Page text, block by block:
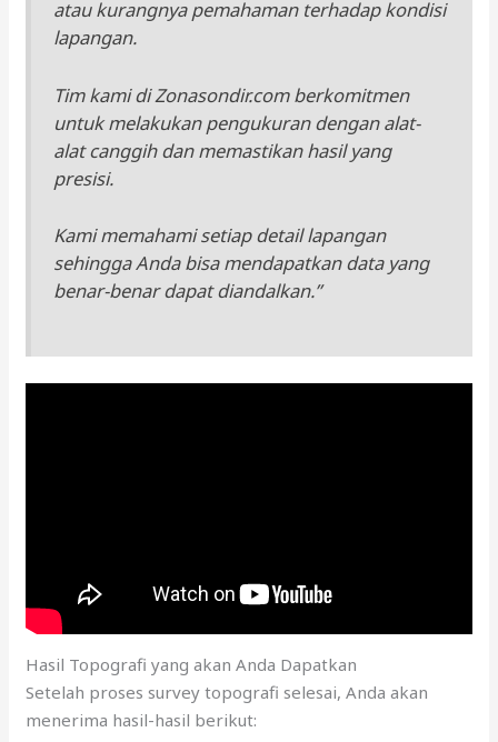
atau kurangnya pemahaman terhadap kondisi
lapangan.
Tim kami di Zonasondir.com berkomitmen
untuk melakukan pengukuran dengan alat-
alat canggih dan memastikan hasil yang
presisi.
Kami memahami setiap detail lapangan
sehingga Anda bisa mendapatkan data yang
benar-benar dapat diandalkan.”
Hasil Topografi yang akan Anda Dapatkan
Setelah proses survey topografi selesai, Anda akan
menerima hasil-hasil berikut: